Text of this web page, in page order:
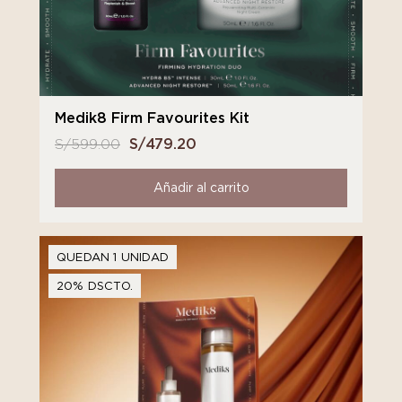
Medik8 Firm Favourites Kit
S/599.00 El
precio
original
era:
S/479.20
precio
actual
es:
Añadir al carrito
QUEDAN 1 UNIDAD
20% DSCTO.